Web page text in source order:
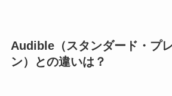
Audible（スタンダード・プ
ン）との違いは？